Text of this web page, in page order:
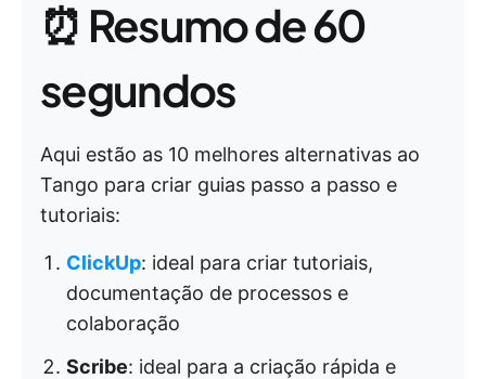
⏰ Resumo de 60
segundos
Aqui estão as 10 melhores alternativas ao
Tango para criar guias passo a passo e
tutoriais:
ClickUp: ideal para criar tutoriais,
documentação de processos e
colaboração
Scribe: ideal para a criação rápida e